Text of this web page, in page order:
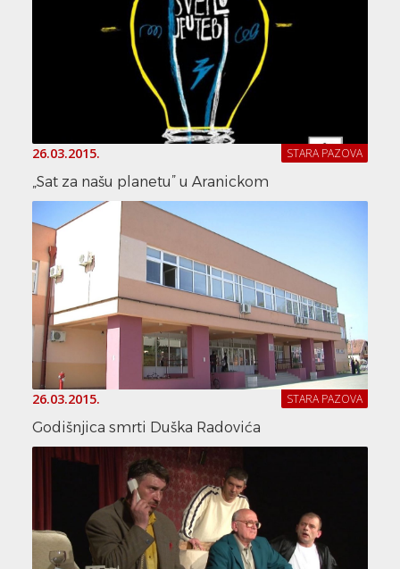
26.03.2015. STARA PAZOVA
„Sat za našu planetu” u Aranickom
26.03.2015. STARA PAZOVA
Godišnjica smrti Duška Radovića